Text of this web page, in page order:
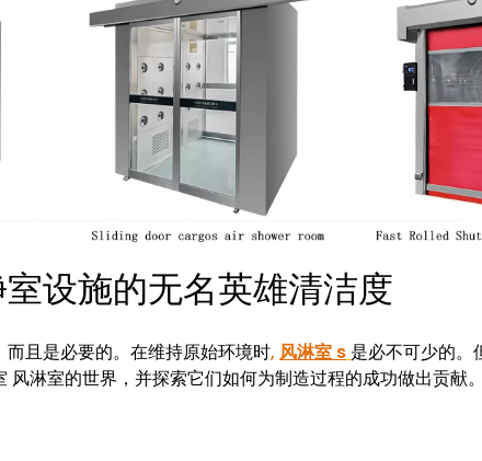
设施的无名英雄清洁度
且是必要的。在维持原始环境时, 风淋室 s 是必不可少的。
淋室的世界，并探索它们如何为制造过程的成功做出贡献。